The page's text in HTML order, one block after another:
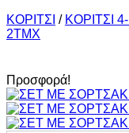
ΚΟΡΙΤΣΙ / ΚΟΡΙΤΣΙ
2ΤΜΧ
Προσφορά!